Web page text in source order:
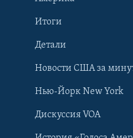
Итоги
Детали
Новости США за
Нью-Йорк New York
Дискуссия VOA